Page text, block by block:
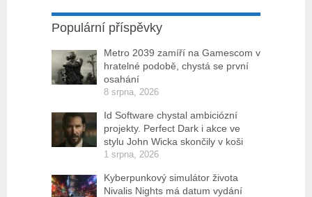
Populární příspěvky
Metro 2039 zamíří na Gamescom v
hratelné podobě, chystá se první
osahání
8 srpna, 2026
Id Software chystal ambiciózní
projekty. Perfect Dark i akce ve
stylu John Wicka skončily v koši
1 srpna, 2026
Kyberpunkový simulátor života
Nivalis Nights má datum vydání